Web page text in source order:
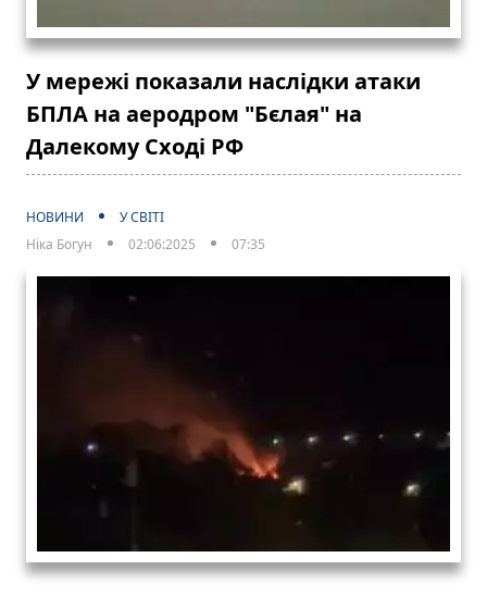
У мережі показали наслідки атаки
БПЛА на аеродром "Бєлая" на
Далекому Сході РФ
НОВИНИ
У СВІТІ
Ніка Богун
02:06:2025 07:35